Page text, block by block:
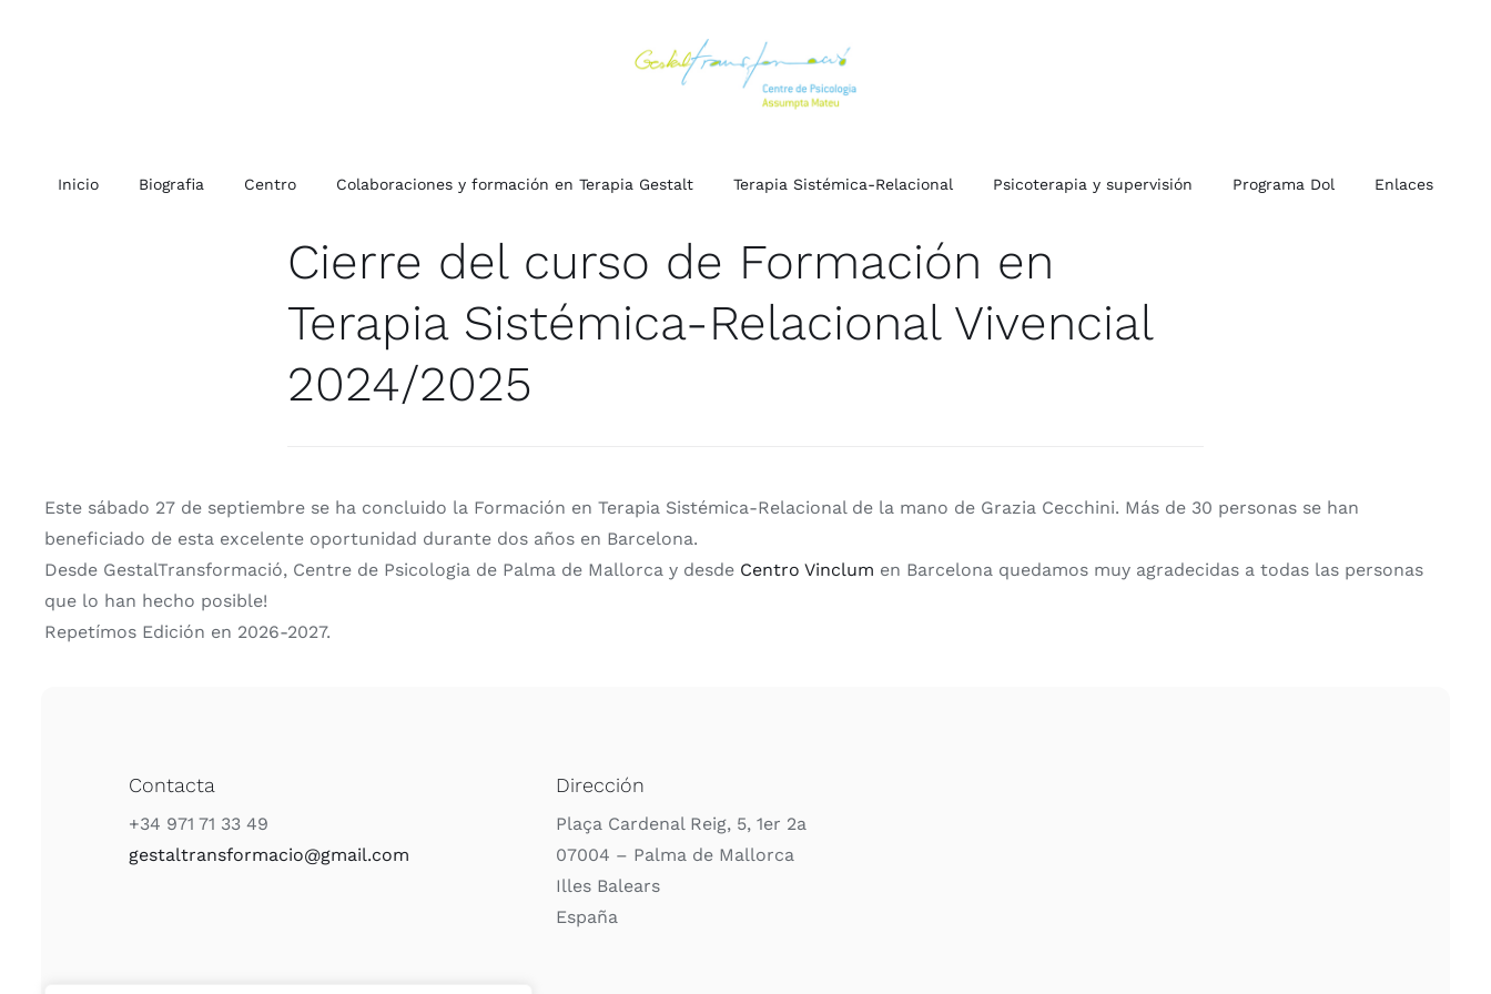
Inicio Biografia Centro Colaboraciones y formación en Terapia Gestalt Terapia Sistémica-Relacional Psicoterapia y supervisión Programa Dol Enlaces
Cierre del curso de Formación en
Terapia Sistémica-Relacional Vivencial
2024/2025
Este sábado 27 de septiembre se ha concluido la Formación en Terapia Sistémica-Relacional de la mano de Grazia Cecchini. Más de 30 personas se han
beneficiado de esta excelente oportunidad durante dos años en Barcelona.
Desde GestalTransformació, Centre de Psicologia de Palma de Mallorca y desde Centro Vinclum en Barcelona quedamos muy agradecidas a todas las personas
que lo han hecho posible!
Repetímos Edición en 2026-2027.
Contacta
+34 971 71 33 49
gestaltransformacio@gmail.com
Dirección
Plaça Cardenal Reig, 5, 1er 2a
07004 – Palma de Mallorca
Illes Balears
España